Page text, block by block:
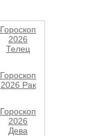
Гороскоп
2026
Телец
Гороскоп
2026 Рак
Гороскоп
2026
Дева